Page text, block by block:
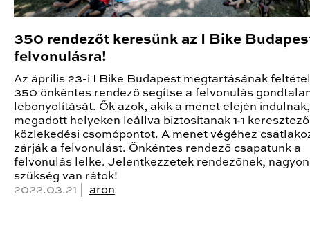
350 rendezőt keresünk az I Bike
felvonulásra!
Az április 23-i I Bike Budapest megtartásának
350 önkéntes rendező segítse a felvonulás
lebonyolítását. Ők azok, akik a menet elején
megadott helyeken leállva biztosítanak 1-1
közlekedési csomópontot. A menet végéhez
zárják a felvonulást. Önkéntes rendező csapatunk a
felvonulás lelke. Jelentkezzetek rendezőnek,
szükség van rátok!
2022.03.21 | aron